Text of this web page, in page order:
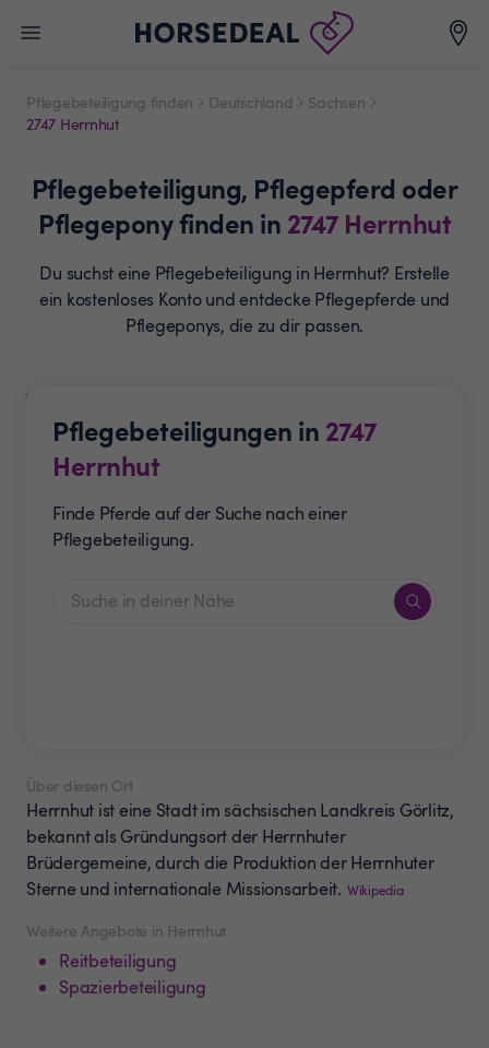
Pflegebeteiligung finden Deutschland
Sachsen
2747 Herrnhut
Pflegebeteiligung, Pflegepferd oder
Pflegeponyfinden in 2747 Herrnhut
Du suchst eine Pflegebeteiligung in Herrnhut? Erstelle
ein kostenloses Konto und entdecke Pflegepferde und
Pflegeponys, die zu dir passen.
Pflegebeteiligungen in 2747
Herrnhut
Finde Pferde auf der Suche nach einer
Pflegebeteiligung.
Weitere Angebote in Herrnhut
Reitbeteiligung
Spazierbeteiligung
Über diesen Ort
Herrnhut ist eine Stadt im sächsischen Landkreis Görlitz,
bekannt als Gründungsort der Herrnhuter
Brüdergemeine, durch die Produktion der Herrnhuter
Sterne und internationale Missionsarbeit. Wikipedia